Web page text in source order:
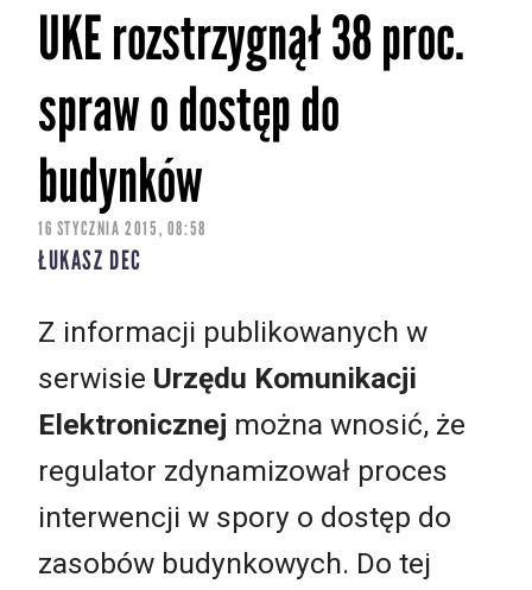
UKE rozstrzygnął 38 proc.
spraw o dostęp do
budynków
16 STYCZNIA 2015, 08:58
ŁUKASZ DEC
Z informacji publikowanych w
serwisie Urzędu Komunikacji
Elektronicznej można wnosić, że
regulator zdynamizował proces
interwencji w spory o dostęp do
zasobów budynkowych. Do tej